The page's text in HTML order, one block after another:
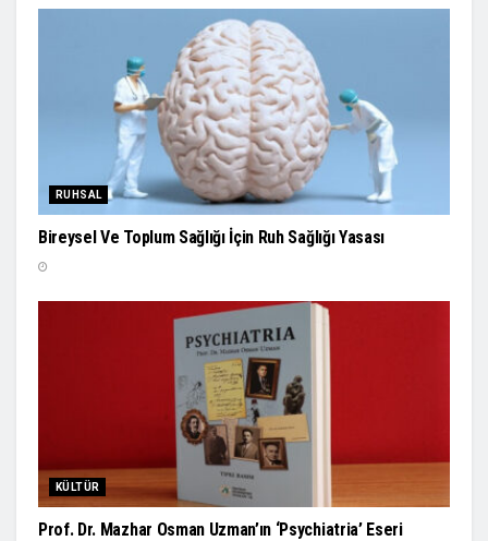
RUHSAL
Bireysel Ve Toplum Sağlığı İçin Ruh Sağlığı Yasası
KÜLTÜR
Prof. Dr. Mazhar Osman Uzman’ın ‘Psychiatria’ Eseri